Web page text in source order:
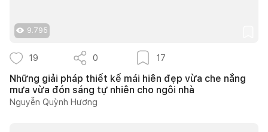
9.795
19 0 17
Những giải pháp thiết kế mái hiên đẹp vừa che nắng
mưa vừa đón sáng tự nhiên cho ngôi nhà
Nguyễn Quỳnh Hương